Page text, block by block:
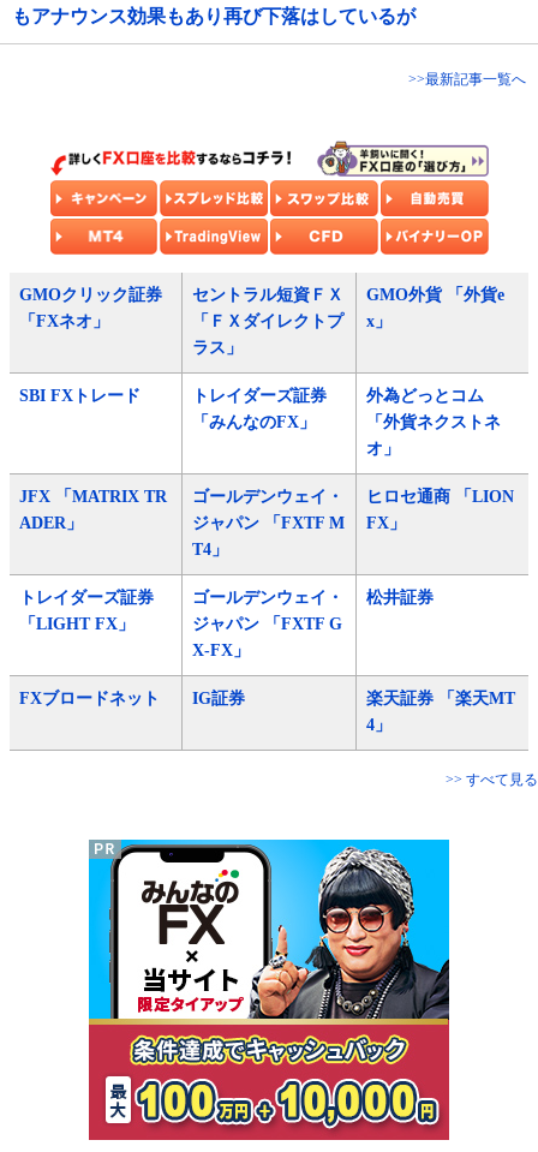
もアナウンス効果もあり再び下落はしているが
>>最新記事一覧へ
GMOクリック証券
「FXネオ」
セントラル短資ＦＸ
「ＦＸダイレクトプ
ラス」
GMO外貨 「外貨e
x」
SBI FXトレード
トレイダーズ証券
「みんなのFX」
外為どっとコム
「外貨ネクストネ
オ」
JFX 「MATRIX TR
ADER」
ゴールデンウェイ・
ジャパン 「FXTF M
T4」
ヒロセ通商 「LION
FX」
トレイダーズ証券
「LIGHT FX」
ゴールデンウェイ・
ジャパン 「FXTF G
X-FX」
松井証券
FXブロードネット IG証券
楽天証券 「楽天MT
4」
>> すべて見る